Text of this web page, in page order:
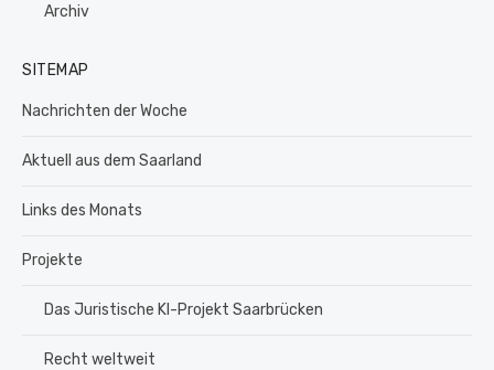
Archiv
SITEMAP
Nachrichten der Woche
Aktuell aus dem Saarland
Links des Monats
Projekte
Das Juristische KI-Projekt Saarbrücken
Recht weltweit